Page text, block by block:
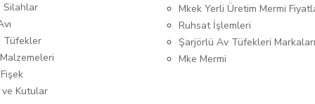
Silahlar
Tüfekler
ve Kutular
Mkek Yerli Üretim Mermi
Ruhsat İşlemleri
Şarjörlü Av Tüfekleri Markaları
Mke Mermi